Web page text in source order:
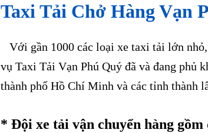
Taxi Tải Chở Hàng Vạn
Với gần 1000 các loại xe taxi tải lớn
vụ Taxi Tải Vạn Phú Quý đã và đang phủ
thành phố Hồ Chí Minh và các tỉnh thành
* Đội xe tải vận chuyển hàng gồm